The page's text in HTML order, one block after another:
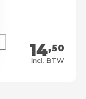
14,50
Incl. BTW